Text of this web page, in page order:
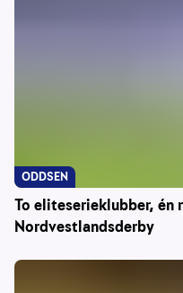
To eliteserieklubber, én
Nordvestlandsderby
ODDSEN